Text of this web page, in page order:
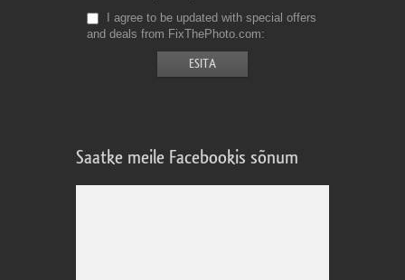
I agree to be updated with special offers
and deals from FixThePhoto.com
Saatke meile Facebookis sõnum